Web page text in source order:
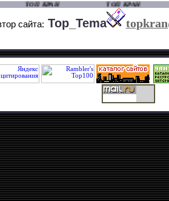
ТОП КРАН ТОП
сайта: Top_Tema